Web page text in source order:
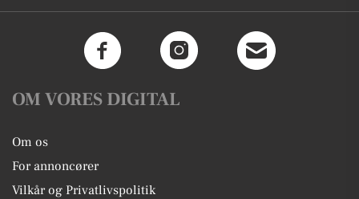
OM VORES DIGITAL
Om os
For annoncører
Vilkår og Privatlivspolitik